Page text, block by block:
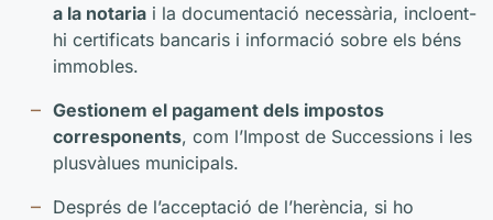
a la notaria i la documentació necessària, incloent-
hi certificats bancaris i informació sobre els béns
immobles.
Gestionem el pagament dels impostos
corresponents, com l’Impost de Successions i les
plusvàlues municipals.
Després de l’acceptació de l’herència, si ho